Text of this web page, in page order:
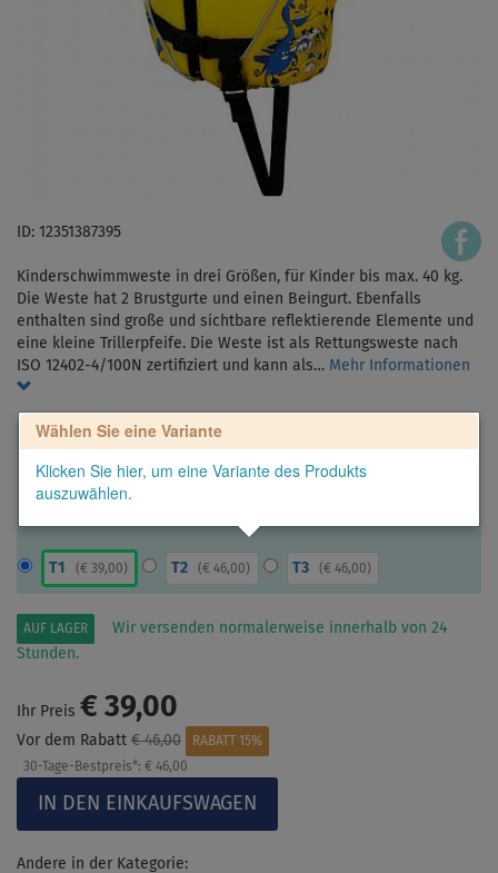
ID: 12351387395
Kinderschwimmweste in drei Größen, für Kinder bis max. 40 kg.
Die Weste hat 2 Brustgurte und einen Beingurt. Ebenfalls
enthalten sind große und sichtbare reflektierende Elemente und
eine kleine Trillerpfeife. Die Weste ist als Rettungsweste nach
ISO 12402-4/100N zertifiziert und kann als… Mehr Informationen
Wählen Sie eine Variante
Klicken Sie hier, um eine Variante des Produkts
auszuwählen.
T1 ( € 39,00) T2 (€ 46,00) T3 ( € 46,00)
AUF LAGER
Wir versenden normalerweise innerhalb von 24
Stunden.
Ihr Preis € 39,00
Vor dem Rabatt € 46,00
RABATT 15%
30-Tage-Bestpreis*: € 46,00
Andere in der Kategorie: